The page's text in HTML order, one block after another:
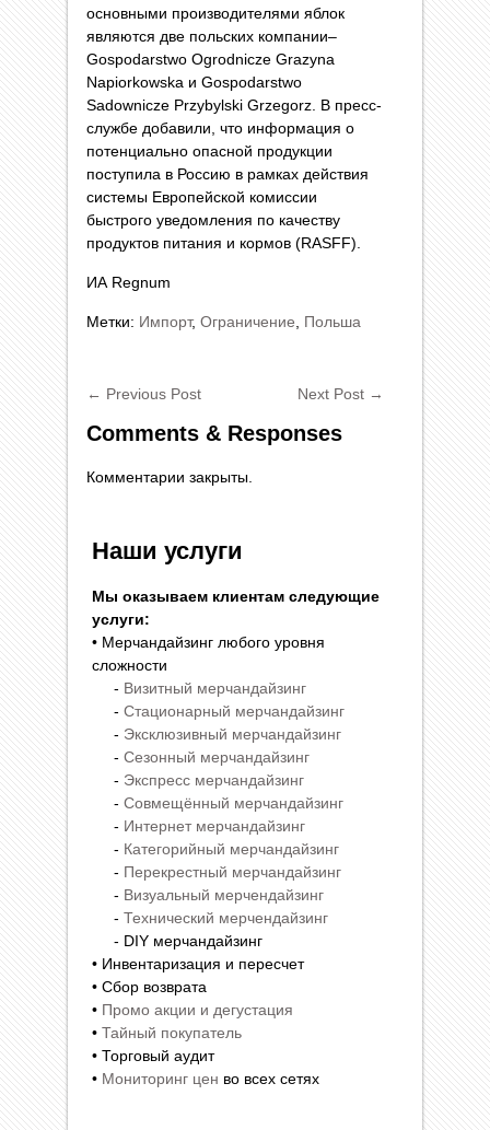
основными производителями яблок
являются две польских компании–
Gospodarstwo Ogrodnicze Grazyna
Napiorkowska и Gospodarstwo
Sadownicze Przybylski Grzegorz. В пресс-
службе добавили, что информация о
потенциально опасной продукции
поступила в Россию в рамках действия
системы Европейской комиссии
быстрого уведомления по качеству
продуктов питания и кормов (RASFF).
ИА Regnum
Метки: Импорт, Ограничение Польша
← Previous Post Next Post →
Comments & Responses
Комментарии закрыты.
Наши услуги
Мы оказываем клиентам следующие
услуги:
• Мерчандайзинг любого уровня
сложности
- Визитный мерчандайзинг
- Стационарный мерчандайзинг
- Эксклюзивный мерчандайзинг
- Сезонный мерчандайзинг
- Экспресс мерчандайзинг
- Совмещённый мерчандайзинг
- Интернет мерчандайзинг
- Категорийный мерчандайзинг
- Перекрестный мерчандайзинг
- Визуальный мерчендайзинг
- Технический мерчендайзинг
- DIY мерчандайзинг
• Инвентаризация и пересчет
• Сбор возврата
• Промо акции и дегустация
• Тайный покупатель
• Торговый аудит
• Мониторинг цен во всех сетях